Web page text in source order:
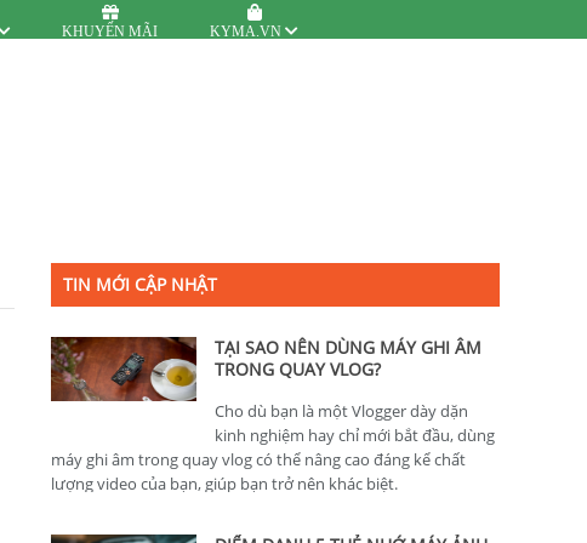
KHUYẾN MÃI KYMA.VN
TIN MỚI CẬP NHẬT
TẠI SAO NÊN DÙNG MÁY GHI ÂM
TRONG QUAY VLOG?
Cho dù bạn là một Vlogger dày dặn
kinh nghiệm hay chỉ mới bắt đầu, dùng
máy ghi âm trong quay vlog có thể nâng cao đáng kể chất
lượng video của bạn, giúp bạn trở nên khác biệt.